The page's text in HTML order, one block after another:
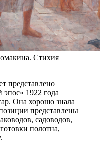
Стихия
представлено
1922 года
Она хорошо знала
представлены
садоводов,
полотна,